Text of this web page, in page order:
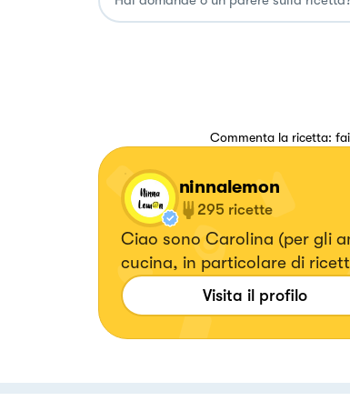
Commenta la ricetta:
ninnalemon
295 ricette
Ciao sono Carolina (per gli
cucina, in particolare di
Visita il profilo